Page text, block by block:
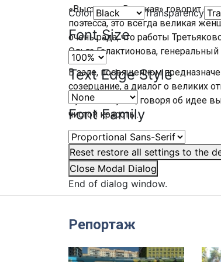
Color Transparency
Font Size
Text Edge Style
Font Family
Reset restore all settings to the
Close Modal Dialog
End of dialog window.
«Выставка «Великая» говорит о
поэтесса, это всегда великая
очень рада, что работы
Ольга Галактионова,
В зале, посвященном
созерцание, а диалог о великих
Русском музее, говоря об идее
чистой красоты.
Автор:Елизавета Кузнецова
Репортаж